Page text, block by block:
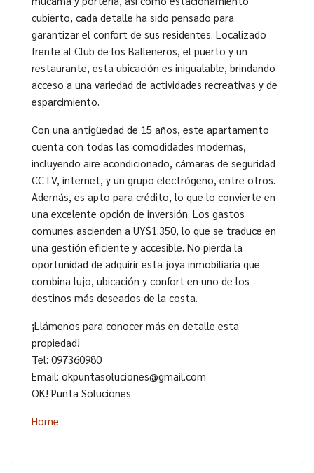
cubierto, cada detalle ha sido pensado para
garantizar el confort de sus residentes. Localizado
frente al Club de los Balleneros, el puerto y un
restaurante, esta ubicación es inigualable, brindando
acceso a una variedad de actividades recreativas y de
esparcimiento.
Con una antigüedad de 15 años, este apartamento
cuenta con todas las comodidades modernas,
incluyendo aire acondicionado, cámaras de seguridad
CCTV, internet, y un grupo electrógeno, entre otros.
Además, es apto para crédito, lo que lo convierte en
una excelente opción de inversión. Los gastos
comunes ascienden a UY$1.350, lo que se traduce en
una gestión eficiente y accesible. No pierda la
oportunidad de adquirir esta joya inmobiliaria que
combina lujo, ubicación y confort en uno de los
destinos más deseados de la costa.
¡Llámenos para conocer más en detalle esta
propiedad!
Tel: 097360980
Email: okpuntasoluciones@gmail.com
OK! Punta Soluciones
Home